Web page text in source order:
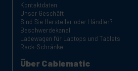
Kontaktdaten
Unser Geschäft
Sind Sie Hersteller oder Händler?
Beschwerdekanal
Ladewagen für Laptops und Tablets
Rack-Schränke
Über Cablematic